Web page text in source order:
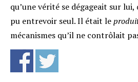
qu’une vérité se dégageait sur lui,
pu entrevoir seul. Il était le
mécanismes qu’il ne contrôlait